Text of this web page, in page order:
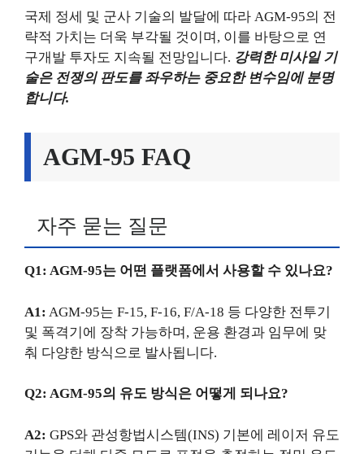
국제 정세 및 군사 기술의 발달에 따라 AGM-95의 전
략적 가치는 더욱 부각될 것이며, 이를 바탕으로 연
구개발 투자도 지속될 전망입니다. 강력한 미사일 기
술은 전쟁의 판도를 좌우하는 중요한 변수임에 분명
합니다.
AGM-95 FAQ
자주 묻는 질문
Q1: AGM-95는 어떤 플랫폼에서 사용할 수 있나요?
A1: AGM-95는 F-15, F-16, F/A-18 등 다양한 전투기
및 폭격기에 장착 가능하며, 운용 환경과 임무에 맞
춰 다양한 방식으로 발사됩니다.
Q2: AGM-95의 유도 방식은 어떻게 되나요?
A2: GPS와 관성항법시스템(INS) 기본에 레이저 유도